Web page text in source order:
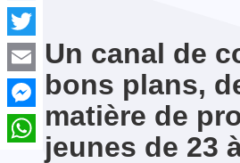
Programme 2026-2027
07-05-2026
LE MAREDSOUS SOUND
FESTIVAL
28-08-2026
Contact & Équipe
Un canal de
bons plans,
matière de
jeunes de 23
Facebook
Twitter
Email
Messenger
WhatsApp